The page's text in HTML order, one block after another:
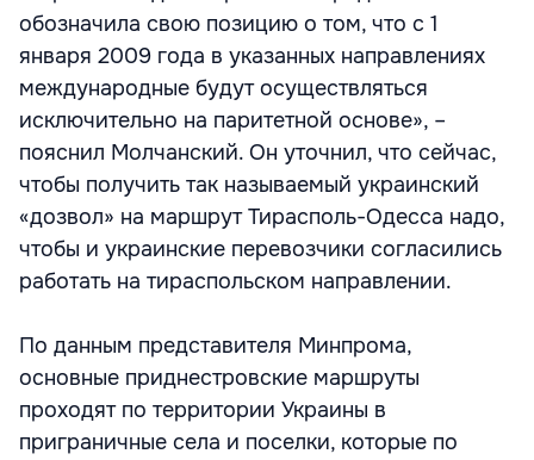
обозначила свою позицию о том, что с 1
января 2009 года в указанных направлениях
международные будут осуществляться
исключительно на паритетной основе», –
пояснил Молчанский. Он уточнил, что сейчас,
чтобы получить так называемый украинский
«дозвол» на маршрут Тирасполь-Одесса надо,
чтобы и украинские перевозчики согласились
работать на тираспольском направлении.
По данным представителя Минпрома,
основные приднестровские маршруты
проходят по территории Украины в
приграничные села и поселки, которые по